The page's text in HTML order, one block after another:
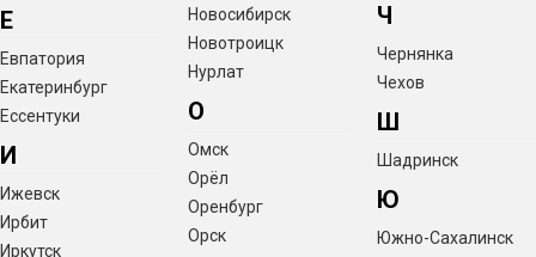
Е
Евпатория
Екатеринбург
Ессентуки
И
Ижевск
Ирбит
Иркутск
Новосибирск
Новотроицк
Нурлат
О
Омск
Орёл
Оренбург
Орск
Ч
Чернянка
Чехов
Ш
Шадринск
Ю
Южно-Сахалинск